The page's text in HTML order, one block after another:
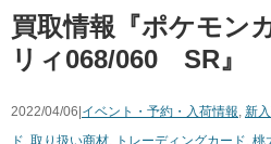
買取情報『ポケモ
リィ068/060 SR』
2022/04/06|イベント・予約・入荷情報, 新
ド, 取り扱い商材, トレーディングカード, 桃